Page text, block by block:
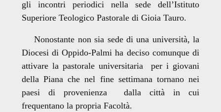
gli incontri periodici nella sede dell’Istituto
Superiore Teologico Pastorale di Gioia Tauro.
Nonostante non sia sede di una università, la
Diocesi di Oppido-Palmi ha deciso comunque di
attivare la pastorale universitaria per i giovani
della Piana che nel fine settimana tornano nei
paesi di provenienza dalla città in cui
frequentano la propria Facoltà.